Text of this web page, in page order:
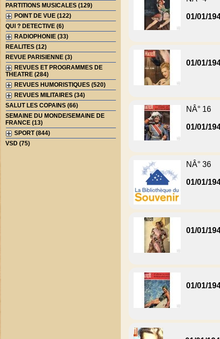
PARTITIONS MUSICALES (129)
POINT DE VUE (122)
QUI ? DETECTIVE (6)
RADIOPHONIE (33)
REALITES (12)
REVUE PARISIENNE (3)
REVUES ET PROGRAMMES DE
THEATRE (284)
REVUES HUMORISTIQUES (520)
REVUES MILITAIRES (34)
SALUT LES COPAINS (66)
SEMAINE DU MONDE/SEMAINE DE
FRANCE (13)
SPORT (844)
VSD (75)
01/01/
01/01/
NÂ° 16
01/01/
NÂ° 36
01/01/
01/01/
01/01/